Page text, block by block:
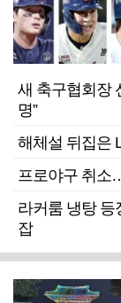
새 축구협회장
명”
해체설 뒤집은
프로야구 취소
라커룸 냉탕
잡